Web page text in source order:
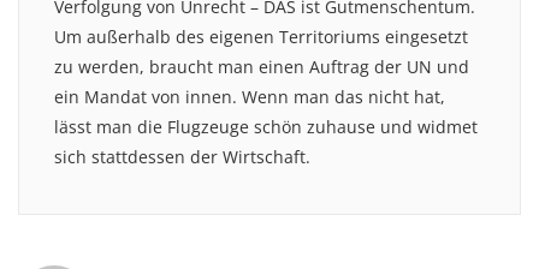
Verfolgung von Unrecht – DAS ist Gutmenschentum.
Um außerhalb des eigenen Territoriums eingesetzt
zu werden, braucht man einen Auftrag der UN und
ein Mandat von innen. Wenn man das nicht hat,
lässt man die Flugzeuge schön zuhause und widmet
sich stattdessen der Wirtschaft.